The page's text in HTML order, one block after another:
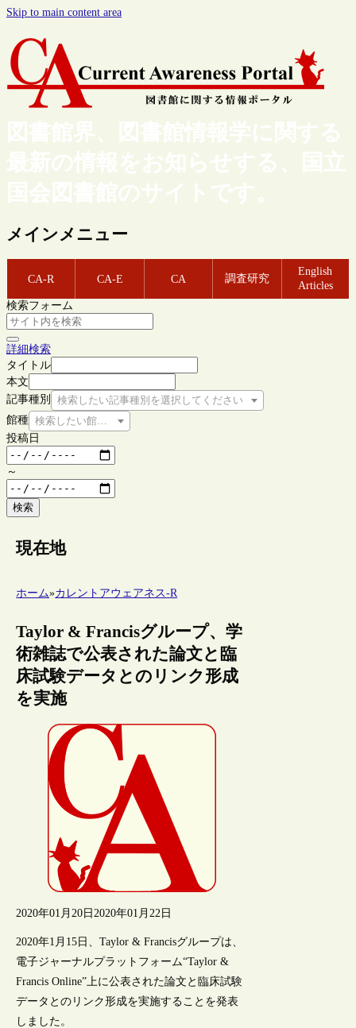
Skip to main content area
図書館界、図書館情報学に関する
最新の情報をお知らせする、国立
国会図書館のサイトです。
メインメニュー
CA-R CA-E CA 調査研究
English
Articles
検索フォーム
詳細検索
タイトル
本文
記事種別
検索したい記事種別を選択してください
館種 検索したい館種を選択してください
投稿日
～
検索
現在地
ホーム»カレントアウェアネス-R
Taylor & Francisグループ、学
術雑誌で公表された論文と臨
床試験データとのリンク形成
を実施
2020年01月20日 2020年01月22日
2020年1月15日、Taylor & Francisグループは、
電子ジャーナルプラットフォーム“Taylor &
Francis Online”上に公表された論文と臨床試験
データとのリンク形成を実施することを発表
しました。